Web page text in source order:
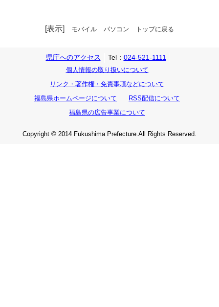
[表示] モバイル パソコン トップに戻る
県庁へのアクセス Tel： 024-521-1111
個人情報の取り扱いについて
リンク・著作権・免責事項などについて
福島県ホームページについて
RSS配信について
福島県の広告事業について
Copyright © 2014 Fukushima Prefecture.All Rights Reserved.